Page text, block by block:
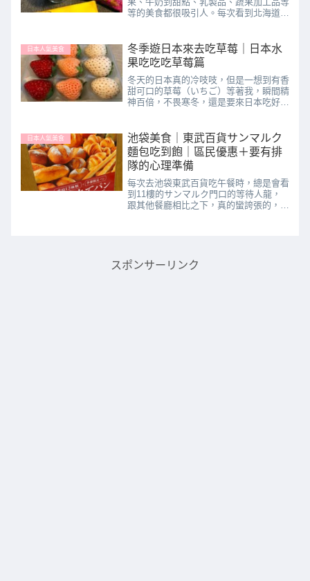
等的美食都很吸引人。每次看到北海道
帶回家品嚐的點心零食伴手禮為主。在北
海道旅行結束後，回家後也可以...
日本人氣美食
冬季遊日本來去吃草莓｜日本水
果吃吃吃草莓篇
冬天的日本真的冷吱吱，但是一想到有香
甜可口的草莓（いちご）等著我，瞬間精
神百倍，不畏寒冬，還是要來日本吃好吃
章最下面也有我購買草莓的注意事項，經
驗談。日本草莓的季節在日...
日本人氣美食
池袋美食｜東武百貨サンマルク
麵包吃到飽｜區民優惠＋要有排
隊的心理準備
每次去池袋東武百貨吃午餐時，總是會看
到11樓的サンマルク門口的等待人龍，
跟其他餐廳相比之下，真的蠻誇張的，這
スポンサーリンク